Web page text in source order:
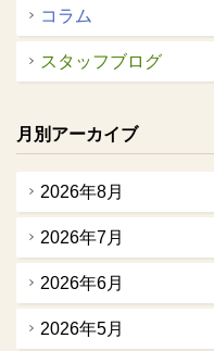
コラム
スタッフブログ
月別アーカイブ
2026年8月
2026年7月
2026年6月
2026年5月